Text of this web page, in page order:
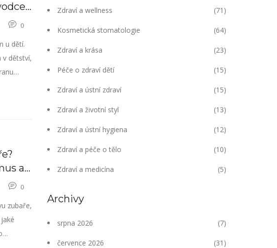
0
u dětí.
v dětství,
a
0
zubaře,
Zdraví a wellness (71)
Kosmetická stomatologie (64)
Zdraví a krása (23)
Péče o zdraví dětí (15)
Zdraví a ústní zdraví (15)
Zdraví a životní styl (13)
Zdraví a ústní hygiena (12)
Zdraví a péče o tělo (10)
Zdraví a medicína (5)
Archivy
srpna 2026 (7)
července 2026 (31)